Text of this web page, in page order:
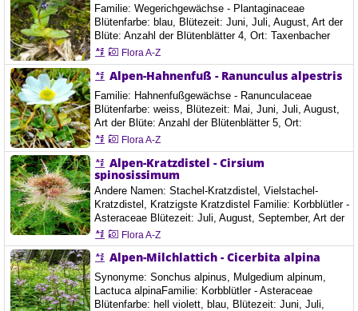
Familie: Wegerichgewächse - Plantaginaceae
Blütenfarbe: blau, Blütezeit: Juni, Juli, August, Art der
Blüte: Anzahl der Blütenblätter 4, Ort: Taxenbacher
Fusch, Fusch an der Großglockner Hochalpinestraße,
Österreich, 21.8.2021 Der Alpen-Ehrenpreis wächst als
ausdauernde krautige Pflanze und erreicht eine
Wuchshöhe von 5 bis 15 Zentimetern. Dei
oberirdischen Pflanzenteile sind abstehend behaart…
Flora A-Z
Alpen-Hahnenfuß - Ranunculus alpestris
Familie: Hahnenfußgewächse - Ranunculaceae
Blütenfarbe: weiss, Blütezeit: Mai, Juni, Juli, August,
Art der Blüte: Anzahl der Blütenblätter 5, Ort:
Taxenbacher Fusch, Fusch an der Großglockner
Hochalpinestraße, Österreich, 21.8.2021 Aflenzer
Bürgeralm, Österreich, 5.9.2021 Der Alpen-Hahnenfuß
ist eine sommergrüne, ausdauernde, krautige Pflanze,
die Wuchshöhen von meist 5 bis 1, selten…
Flora A-Z
Alpen-Kratzdistel - Cirsium
spinosissimum
Andere Namen: Stachel-Kratzdistel, Vielstachel-
Kratzdistel, Kratzigste Kratzdistel Familie: Korbblütler -
Asteraceae Blütezeit: Juli, August, September, Art der
Blüte: Blütenstand Korb, Ort: Taxenbacher Fusch,
Fusch an der Großglockner Hochalpinestraße,
Österreich, 21.8.2021 Weißee, 2400m, Österreich,
23.8.2021 Die ausdauernde krautige Pflanze erreicht
Wuchshöhen von 20 bis 80 Zentimetern.…
Flora A-Z
Alpen-Milchlattich - Cicerbita alpina
Synonyme: Sonchus alpinus, Mulgedium alpinum,
Lactuca alpinaFamilie: Korbblütler - Asteraceae
Blütenfarbe: hell violett, blau, Blütezeit: Juni, Juli,